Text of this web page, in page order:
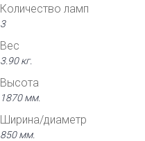
Количество ламп
3
Вес
3.90 кг.
Высота
1870 мм.
Ширина/диаметр
850 мм.